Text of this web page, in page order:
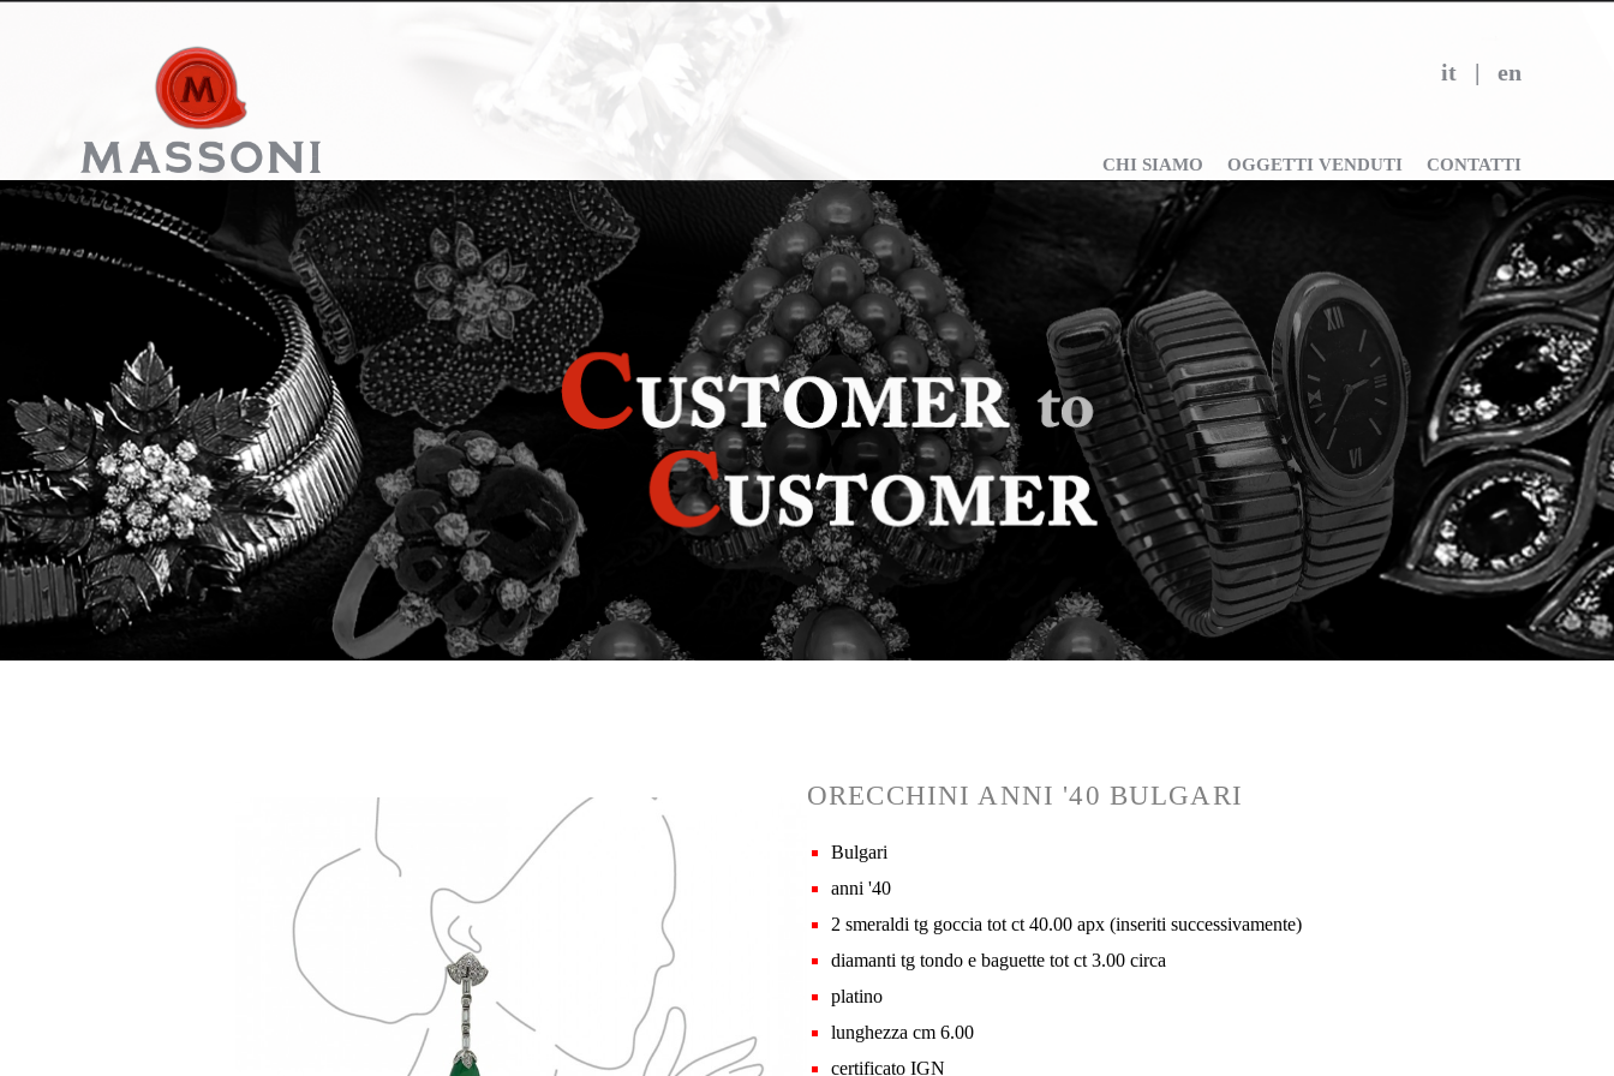
it | en
CHI SIAMO OGGETTI VENDUTI CONTATTI
ORECCHINI ANNI '40 BULGARI
Bulgari
anni '40
2 smeraldi tg goccia tot ct 40.00 apx (inseriti successivamente)
diamanti tg tondo e baguette tot ct 3.00 circa
platino
lunghezza cm 6.00
certificato IGN